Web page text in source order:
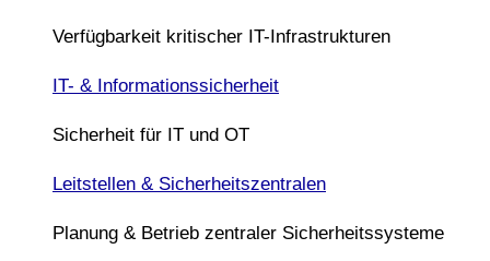
Verfügbarkeit kritischer IT-Infrastrukturen
IT- & Informationssicherheit
Sicherheit für IT und OT
Leitstellen & Sicherheitszentralen
Planung & Betrieb zentraler Sicherheitssysteme